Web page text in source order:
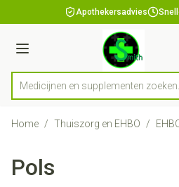
Ga naar de inhoudApothekersadvies
Menu
Product, merk, categorie...
Medicijnen en sup
Home / Thuiszorg en EHBO /
Pols